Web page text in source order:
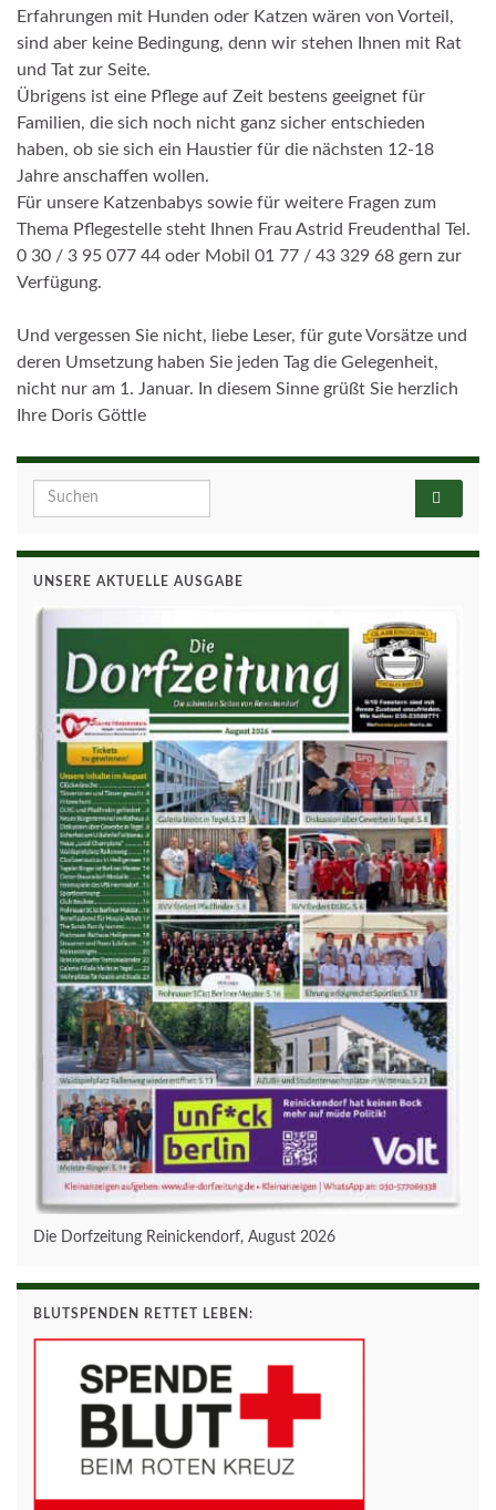
Erfahrungen mit Hunden oder Katzen wären von Vorteil,
sind aber keine Bedingung, denn wir stehen Ihnen mit Rat
und Tat zur Seite.
Übrigens ist eine Pflege auf Zeit bestens geeignet für
Familien, die sich noch nicht ganz sicher entschieden
haben, ob sie sich ein Haustier für die nächsten 12-18
Jahre anschaffen wollen.
Für unsere Katzenbabys sowie für weitere Fragen zum
Thema Pflegestelle steht Ihnen Frau Astrid Freudenthal Tel.
0 30 / 3 95 077 44 oder Mobil 01 77 / 43 329 68 gern zur
Verfügung.
Und vergessen Sie nicht, liebe Leser, für gute Vorsätze und
deren Umsetzung haben Sie jeden Tag die Gelegenheit,
nicht nur am 1. Januar. In diesem Sinne grüßt Sie herzlich
Ihre Doris Göttle
Search for:
UNSERE AKTUELLE AUSGABE
Die Dorfzeitung Reinickendorf, August 2026
BLUTSPENDEN RETTET LEBEN: